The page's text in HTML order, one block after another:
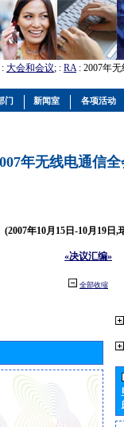
: 大会和会议; : RA: 2007年
年无线电通信
(2007年10月15日-10月19日,
«决议汇编»
全部收缩
门 新闻室 各项活动